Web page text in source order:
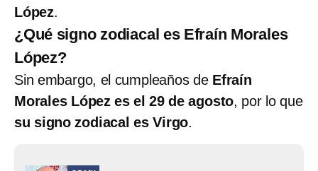
López.
¿Qué signo zodiacal es Efraín Morales
López?
Sin embargo, el cumpleaños de Efraín
Morales López es el 29 de agosto, por lo que
su signo zodiacal es Virgo.